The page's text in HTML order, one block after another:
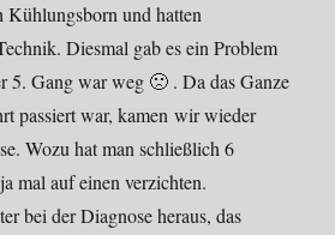
und hatten
Diesmal gab es ein Problem
5. Gang war weg 🙁 . Da das Ganze
passiert war, kamen wir wieder
Wozu hat man schließlich 6
mal auf einen verzichten.
bei der Diagnose heraus, das